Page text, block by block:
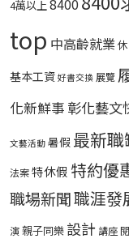
4萬以上8400
top 中高齡就業
基本工資 好書交換 展覽
化新鮮事 彰化藝文
文藝活動 暑假 最新職
法案特休假 特約優
職場新聞職涯發
演親子同樂 設計 講座